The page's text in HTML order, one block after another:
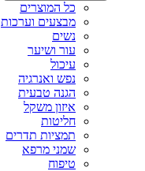
כל המוצרים
מבצעים וערכות
נשים
עור ושיער
עיכול
נפש ואנרגיה
הגנה טבעית
איזון משקל
חליטות
תמציות תדרים
שמני מרפא
טיפוח